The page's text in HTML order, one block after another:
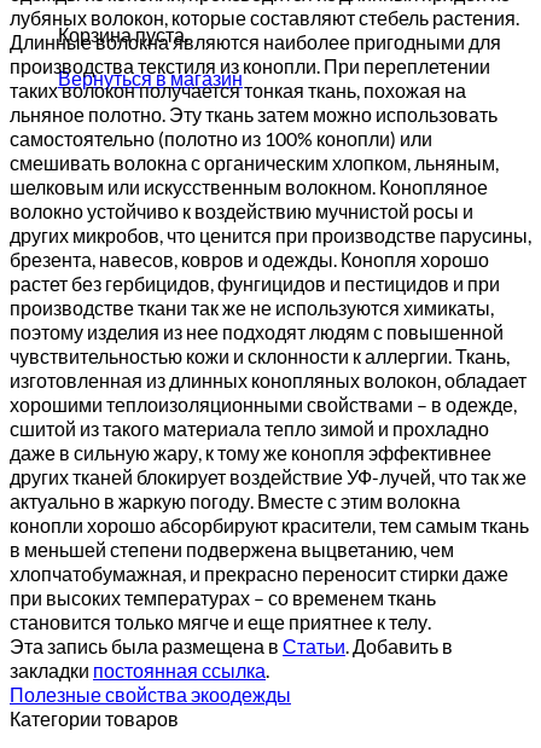
Корзина пуста.
Вернуться в магазин
лубяных волокон, которые составляют стебель растения.
Длинные волокна являются наиболее пригодными для
производства текстиля из конопли. При переплетении
таких волокон получается тонкая ткань, похожая на
льняное полотно. Эту ткань затем можно использовать
самостоятельно (полотно из 100% конопли) или
смешивать волокна с органическим хлопком, льняным,
шелковым или искусственным волокном. Конопляное
волокно устойчиво к воздействию мучнистой росы и
других микробов, что ценится при производстве парусины,
брезента, навесов, ковров и одежды. Конопля хорошо
растет без гербицидов, фунгицидов и пестицидов и при
производстве ткани так же не используются химикаты,
поэтому изделия из нее подходят людям с повышенной
чувствительностью кожи и склонности к аллергии. Ткань,
изготовленная из длинных конопляных волокон, обладает
хорошими теплоизоляционными свойствами – в одежде,
сшитой из такого материала тепло зимой и прохладно
даже в сильную жару, к тому же конопля эффективнее
других тканей блокирует воздействие УФ-лучей, что так же
актуально в жаркую погоду. Вместе с этим волокна
конопли хорошо абсорбируют красители, тем самым ткань
в меньшей степени подвержена выцветанию, чем
хлопчатобумажная, и прекрасно переносит стирки даже
при высоких температурах – со временем ткань
становится только мягче и еще приятнее к телу.
Эта запись была размещена в Статьи. Добавить в
закладки постоянная ссылка.
Полезные свойства экоодежды
Категории товаров